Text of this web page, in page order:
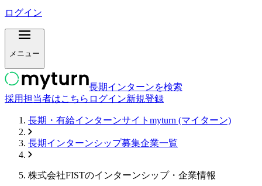
ログイン
メニュー
長期インターンを検索
採用担当者はこちら ログイン新規登録
長期・有給インターンサイトmyturn (マイターン)
長期インターンシップ募集企業一覧
株式会社FISTのインターンシップ・企業情報